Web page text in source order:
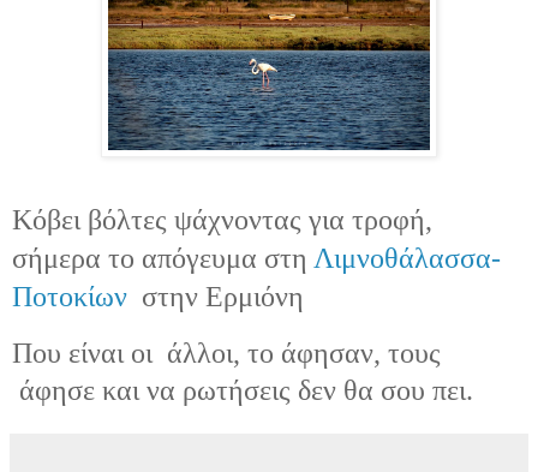
Κόβει βόλτες ψάχνοντας για τροφή,
σήμερα το απόγευμα στη Λιμνοθάλασσα-
Ποτοκίων στην Ερμιόνη
Που είναι οι άλλοι, το άφησαν, τους
άφησε και να ρωτήσεις δεν θα σου πει.